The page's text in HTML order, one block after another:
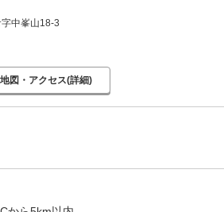
中峯山18-3
地図・アクセス(詳細)